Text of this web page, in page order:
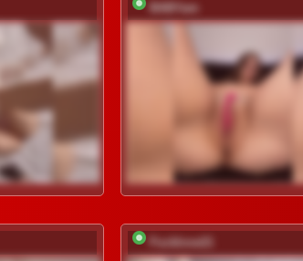
BABYam
Fucklove21